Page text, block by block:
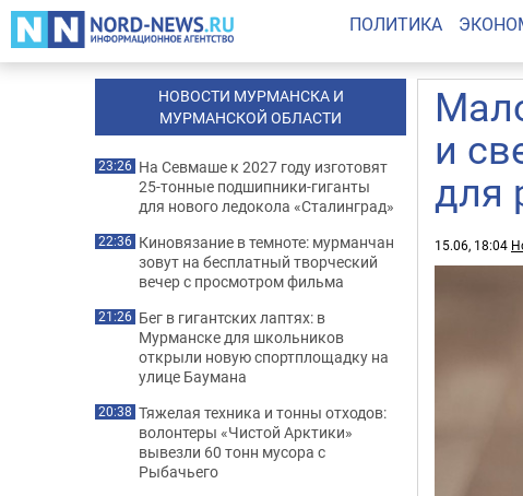
ПОЛИТИКА
и
для
15.06, 18:04
НОВОСТИ МУРМАНСКА И
МУРМАНСКОЙ ОБЛАСТИ
23:26 На Севмаше к 2027 году изготовят
25-тонные подшипники-гиганты
для нового ледокола «Сталинград»
22:36 Киновязание в темноте: мурманчан
зовут на бесплатный творческий
вечер с просмотром фильма
21:26 Бег в гигантских лаптях: в
Мурманске для школьников
открыли новую спортплощадку на
улице Баумана
20:38 Тяжелая техника и тонны отходов:
волонтеры «Чистой Арктики»
вывезли 60 тонн мусора с
Рыбачьего